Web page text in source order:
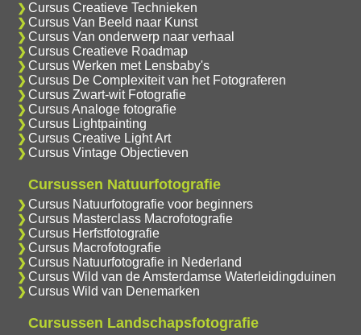
Cursus Creatieve Technieken
Cursus Van Beeld naar Kunst
Cursus Van onderwerp naar verhaal
Cursus Creatieve Roadmap
Cursus Werken met Lensbaby's
Cursus De Complexiteit van het Fotograferen
Cursus Zwart-wit Fotografie
Cursus Analoge fotografie
Cursus Lightpainting
Cursus Creative Light Art
Cursus Vintage Objectieven
Cursussen Natuurfotografie
Cursus Natuurfotografie voor beginners
Cursus Masterclass Macrofotografie
Cursus Herfstfotografie
Cursus Macrofotografie
Cursus Natuurfotografie in Nederland
Cursus Wild van de Amsterdamse Waterleidingduinen
Cursus Wild van Denemarken
Cursussen Landschapsfotografie